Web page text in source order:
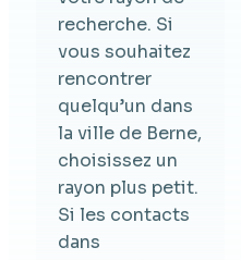
recherche. Si
vous souhaitez
rencontrer
quelqu’un dans
la ville de Berne,
choisissez un
rayon plus petit.
Si les contacts
dans